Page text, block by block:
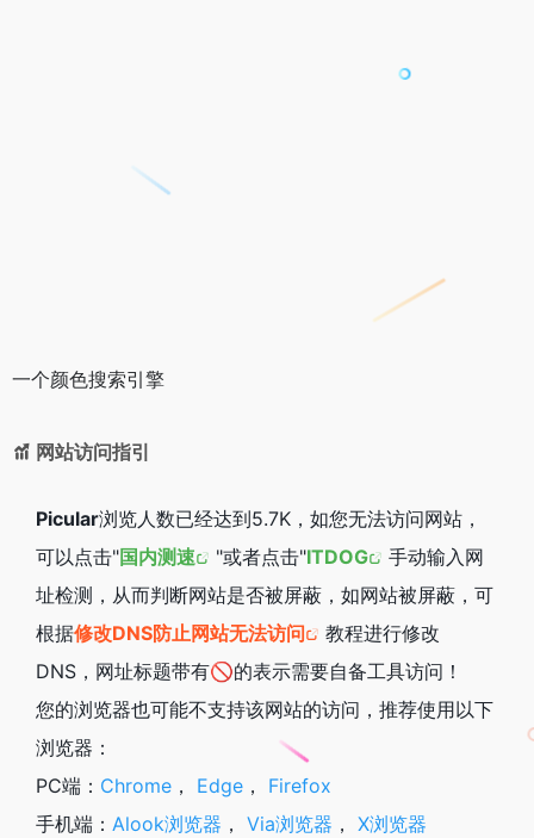
一个颜色搜索引擎
网站访问指引
Picular浏览人数已经达到5.7K，如您无法访问网站，
可以点击"国内测速 "或者点击"ITDOG
手动输入网
址检测，从而判断网站是否被屏蔽，如网站被屏蔽，可
根据修改DNS防止网站无法访问
教程进行修改
DNS，网址标题带有🚫的表示需要自备工具访问！
您的浏览器也可能不支持该网站的访问，推荐使用以下
浏览器：
PC端： Chrome ， Edge ， Firefox
手机端： Alook浏览器 ， Via浏览器 ， X浏览器